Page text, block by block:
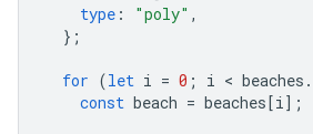
type : "poly" ,
};
for (let i = 0 ; i < beaches .
const beach = beaches[i ];